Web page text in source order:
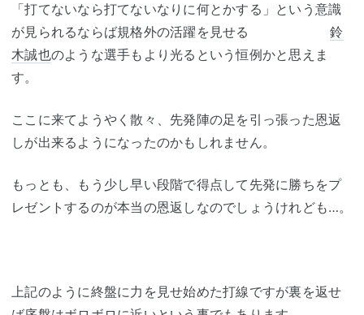
「打てないなら打てないなりに何とかする」という意識
が見られるならば規格外の活躍を見せる鈴
木誠也のような選手もより光るという恒例かと思えま
す。
ここに来てようやく散々、先発陣の足を引っ張った恩返
しが出来るようになったのかもしれません。
もっとも、もう少し早い段階で得点して先発に勝ちをプ
レゼントするのが本当の恩返しなのでしょうけれども…。
上記のように終盤に力を見せ始めた打線ですが裏を返せ